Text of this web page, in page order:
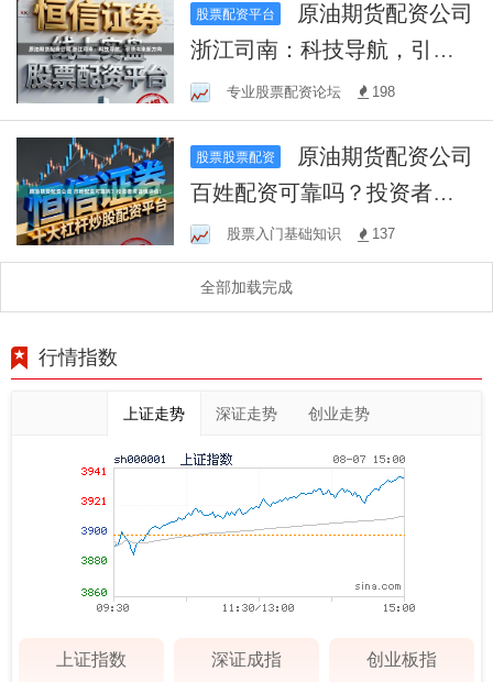
股票配资平台
浙江司南：科技导航，引领
未来新方向
专业股票配资论坛 198
股票股票配资
百姓配资可靠吗？投资者需
谨慎评估！
股票入门基础知识 137
全部加载完成
行情指数
上证走势 深证走势 创业走势
上证指数 深证成指 创业板指